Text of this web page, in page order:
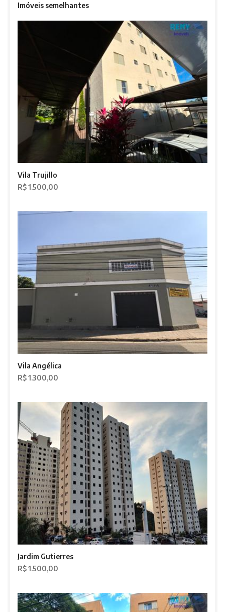
Imóveis semelhantes
Vila Trujillo
R$ 1.500,00
Vila Angélica
R$ 1.300,00
Jardim Gutierres
R$ 1.500,00